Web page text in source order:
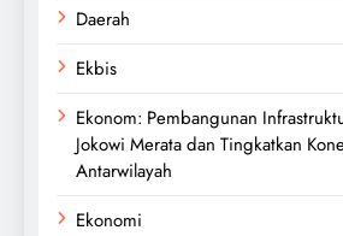
Daerah
Ekbis
Ekonom: Pembangunan
Jokowi Merata dan Tingkatkan
Antarwilayah
Ekonomi